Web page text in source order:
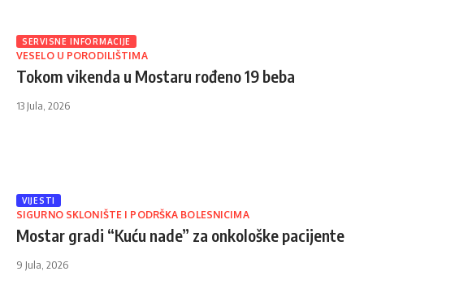
SERVISNE INFORMACIJE
VESELO U PORODILIŠTIMA
Tokom vikenda u Mostaru rođeno 19 beba
13 Jula, 2026
VIJESTI
SIGURNO SKLONIŠTE I PODRŠKA BOLESNICIMA
Mostar gradi “Kuću nade” za onkološke pacijente
9 Jula, 2026